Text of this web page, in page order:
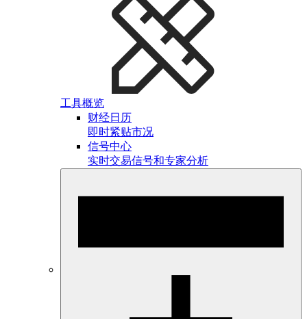
工具概览
财经日历
即时紧贴市况
信号中心
实时交易信号和专家分析